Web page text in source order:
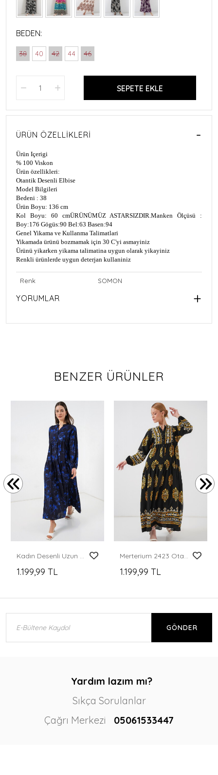
BEDEN:
38 40 42 44 46
SEPETE EKLE
ÜRÜN ÖZELLIKLERI
Ürün Içerigi
% 100 Viskon
Ürün özellikleri:
Otantik Desenli Elbise
Model Bilgileri
Bedeni : 38
Ürün Boyu: 136 cm
Kol Boyu: 60 cmÜRÜNÜMÜZ ASTARSIZDIR.Manken Ölçüsü :
Boy:176 Gögüs:90 Bel:63 Basen:94
Genel Yikama ve Kullanma Talimatlari
Yikamada ürünü bozmamak için 30 C'yi asmayiniz
Ürünü yikarken yikama talimatina uygun olarak yikayiniz
Renkli ürünlerde uygun deterjan kullaniniz
Renk SOMON
YORUMLAR
BENZER ÜRÜNLER
Kadın Desenli Uzun Tesettür Elbise 2585 - Siyah 9
1.199,99 TL
Merterium 2423 Otantik Desenli Tesettür Elbise - Siyah 13
1.199,99 TL
GÖNDER
Yardım lazım mı?
Sıkça Sorulanlar
Çağrı Merkezi
05061533447